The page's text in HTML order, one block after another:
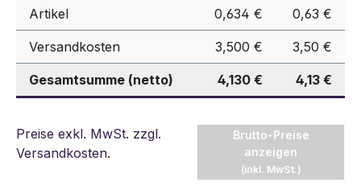
Artikel 0,634 € 0,63 €
Versandkosten 3,500 € 3,50 €
Gesamtsumme (netto) 4,130 € 4,13 €
Preise exkl. MwSt. zzgl.
Versandkosten.
Brutto-Preise
anzeigen
(inkl. MwSt.)